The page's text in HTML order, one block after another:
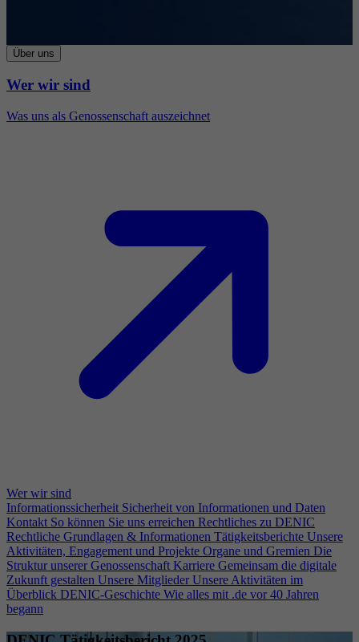
Über uns
Wer wir sind
Was uns als Genossenschaft auszeichnet
Wer wir sind
Informationssicherheit Sicherheit von Informationen und Daten
Kontakt So können Sie uns erreichen Rechtliches zu DENIC
Rechtliche Grundlagen & Informationen Tätigkeitsberichte Unsere
Aktivitäten, Engagement und Projekte Organe und Gremien Die
Struktur unserer Genossenschaft Karriere Gemeinsam die digitale
Zukunft gestalten Unsere Mitglieder Unsere Aktivitäten im
Überblick DENIC-Geschichte Wie alles mit .de vor 40 Jahren
begann